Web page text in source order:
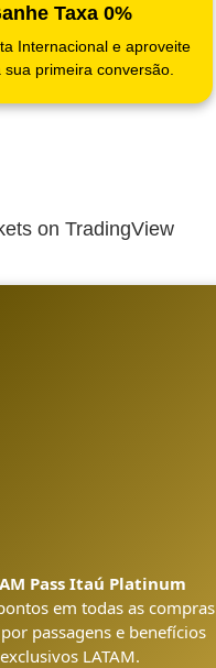
Taxa 0%
Internacional e aproveite
sua primeira conversão.
on TradingView
Pass Itaú Platinum
em todas as compras
passagens e benefícios
exclusivos LATAM.